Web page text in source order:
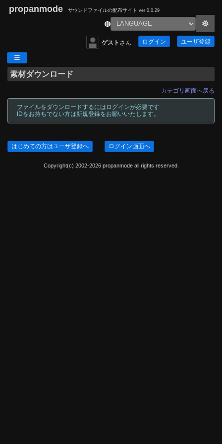
propanmode サウンドファイルの配布サイト ver 0.0.29
ゲスト さん ログイン ユーザ登録
素材ダウンロード
カテゴリ画面へ戻る
ファイルをダウンロードするにはログインが必要です
IDをお持ちでない方は新規登録をお願いいたします。
はじめての方はユーザ登録へ ログイン画面へ
Copyright(c) 2002-2026 propanmode all rights reserved.